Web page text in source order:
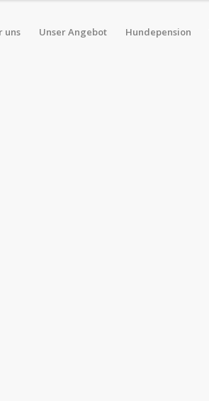
uns Unser Angebot Hundepension